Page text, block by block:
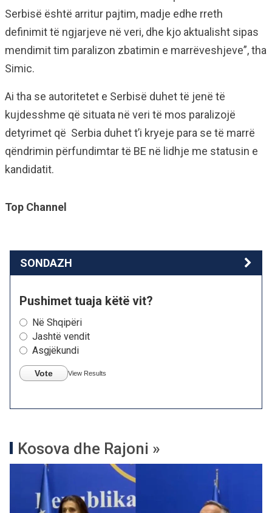
Serbisë është arritur pajtim, madje edhe rreth
definimit të ngjarjeve në veri, dhe kjo aktualisht sipas
mendimit tim paralizon zbatimin e marrëveshjeve”, tha
Simic.
Ai tha se autoritetet e Serbisë duhet të jenë të
kujdesshme që situata në veri të mos paralizojë
detyrimet që Serbia duhet t’i kryeje para se të marrë
qëndrimin përfundimtar të BE në lidhje me statusin e
kandidatit.
Top Channel
SONDAZH
Pushimet tuaja këtë vit?
Në Shqipëri
Jashtë vendit
Asgjëkundi
Vote View Results
Kosova dhe Rajoni »